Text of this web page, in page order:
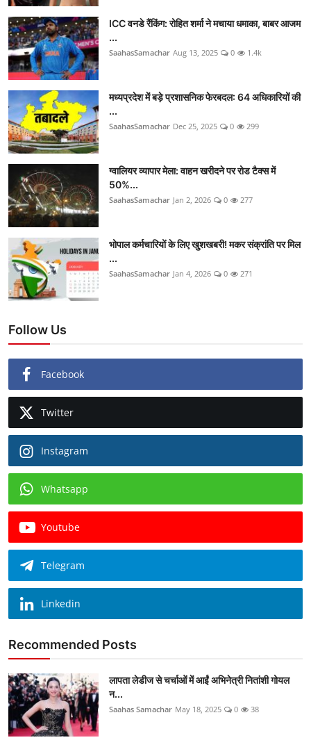
ICC वनडे रैंकिंग: रोहित शर्मा ने मचाया धमाका, बाबर आजम
...
SaahasSamachar Aug 13, 2025 0 1.4k
मध्यप्रदेश में बड़े प्रशासनिक फेरबदल: 64 अधिकारियों की
...
SaahasSamachar Dec 25, 2025 0 299
ग्वालियर व्यापार मेला: वाहन खरीदने पर रोड टैक्स में
50%...
SaahasSamachar Jan 2, 2026 0 277
भोपाल कर्मचारियों के लिए खुशखबरी! मकर संक्रांति पर मिल
...
SaahasSamachar Jan 4, 2026 0 271
Follow Us
Facebook
Twitter
Instagram
Whatsapp
Youtube
Telegram
Linkedin
Recommended Posts
लापता लेडीज से चर्चाओं में आईं अभिनेत्री नितांशी गोयल
न...
Saahas Samachar May 18, 2025 0 38